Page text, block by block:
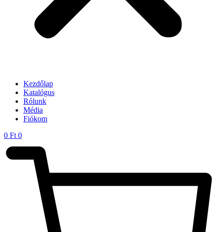
Kezdőlap
Katalógus
Rólunk
Média
Fiókom
0 Ft 0